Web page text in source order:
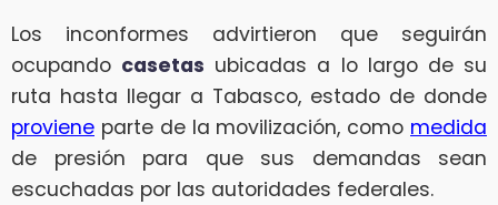
Los inconformes advirtieron que seguirán
ocupando casetas ubicadas a lo largo de su
ruta hasta llegar a Tabasco, estado de donde
proviene parte de la movilización, como medida
de presión para que sus demandas sean
escuchadas por las autoridades federales.